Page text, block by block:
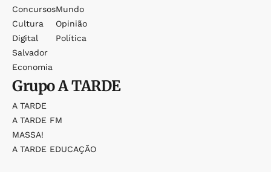
Concursos
Cultura
Digital
Salvador
Economia
Mundo
Opinião
Política
GrupoA TARDE
A TARDE
A TARDE FM
MASSA!
A TARDE EDUCAÇÃO